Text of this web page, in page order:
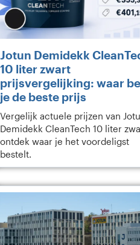
Jotun Demidekk
10 liter zwart
prijsvergelijking: waar
je de beste prijs
Vergelijk actuele prijzen van
Demidekk CleanTech 10 liter
ontdek waar je het voordeligst
bestelt.